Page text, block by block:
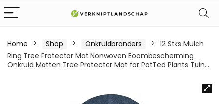
Home Shop Onkruidbranders
12 Stks Mulch
Ring Tree Protector Mat Nonwoven Boombescherming
Onkruid Matten Tree Protector Mat for PotTed Plants Tuin…